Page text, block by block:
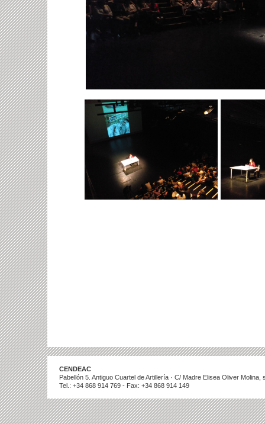
CENDEAC
Pabellón 5. Antiguo Cuartel de Artillería · C/ Madre Elisea Oliver
Tel.: +34 868 914 769 - Fax: +34 868 914 149